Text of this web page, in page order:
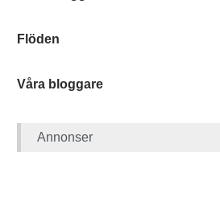
Flöden
Våra bloggare
Annonser